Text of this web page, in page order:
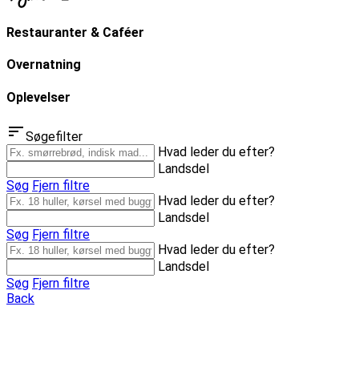
Restauranter & Caféer
Overnatning
Oplevelser
sortSøgefilter
Hvad leder du efter?
Landsdel
Søg Fjern filtre
Hvad leder du efter?
Landsdel
Søg Fjern filtre
Hvad leder du efter?
Landsdel
Søg Fjern filtre
Back